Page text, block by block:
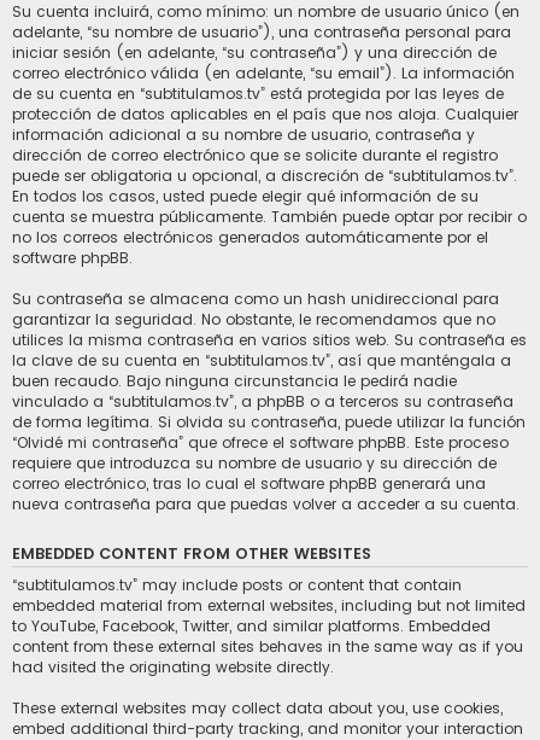
Su cuenta incluirá, como mínimo: un nombre de usuario único (en
adelante, “su nombre de usuario”), una contraseña personal para
iniciar sesión (en adelante, “su contraseña”) y una dirección de
correo electrónico válida (en adelante, “su email”). La información
de su cuenta en “subtitulamos.tv” está protegida por las leyes de
protección de datos aplicables en el país que nos aloja. Cualquier
información adicional a su nombre de usuario, contraseña y
dirección de correo electrónico que se solicite durante el registro
puede ser obligatoria u opcional, a discreción de “subtitulamos.tv”.
En todos los casos, usted puede elegir qué información de su
cuenta se muestra públicamente. También puede optar por recibir o
no los correos electrónicos generados automáticamente por el
software phpBB.
Su contraseña se almacena como un hash unidireccional para
garantizar la seguridad. No obstante, le recomendamos que no
utilices la misma contraseña en varios sitios web. Su contraseña es
la clave de su cuenta en “subtitulamos.tv”, así que manténgala a
buen recaudo. Bajo ninguna circunstancia le pedirá nadie
vinculado a “subtitulamos.tv”, a phpBB o a terceros su contraseña
de forma legítima. Si olvida su contraseña, puede utilizar la función
“Olvidé mi contraseña” que ofrece el software phpBB. Este proceso
requiere que introduzca su nombre de usuario y su dirección de
correo electrónico, tras lo cual el software phpBB generará una
nueva contraseña para que puedas volver a acceder a su cuenta.
EMBEDDED CONTENT FROM OTHER WEBSITES
“subtitulamos.tv” may include posts or content that contain
embedded material from external websites, including but not limited
to YouTube, Facebook, Twitter, and similar platforms. Embedded
content from these external sites behaves in the same way as if you
had visited the originating website directly.
These external websites may collect data about you, use cookies,
embed additional third-party tracking, and monitor your interaction